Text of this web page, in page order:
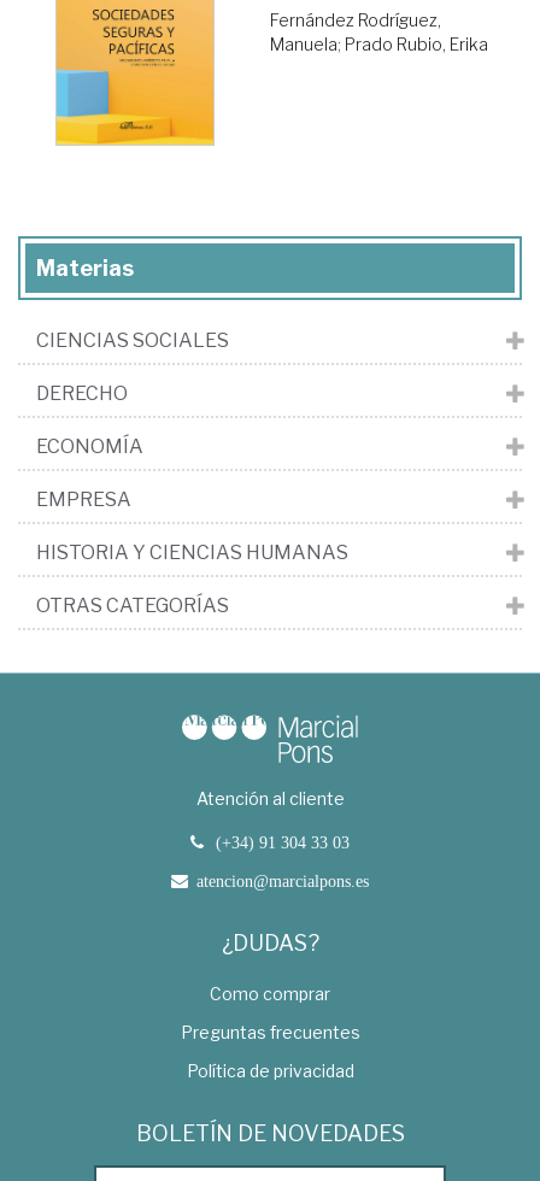
Fernández Rodríguez,
Manuela; Prado Rubio, Erika
Materias
CIENCIAS SOCIALES
DERECHO
ECONOMÍA
EMPRESA
HISTORIA Y CIENCIAS HUMANAS
OTRAS CATEGORÍAS
Atención al cliente
(+34) 91 304 33 03
atencion@marcialpons.es
¿DUDAS?
Como comprar
Preguntas frecuentes
Política de privacidad
BOLETÍN DE NOVEDADES